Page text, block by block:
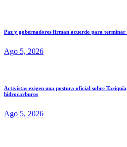
Paz y gobernadores firman acuerdo para terminar
Ago 5, 2026
Activistas exigen una postura oficial sobre
hidrocarburos
Ago 5, 2026